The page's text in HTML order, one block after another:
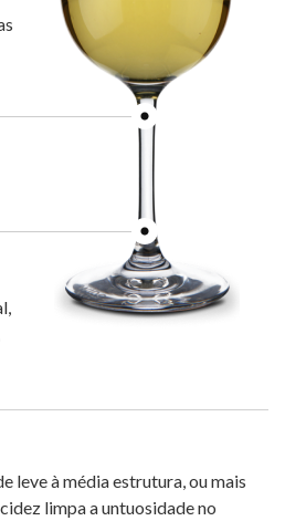
leve à média estrutura, ou mais
limpa a untuosidade no